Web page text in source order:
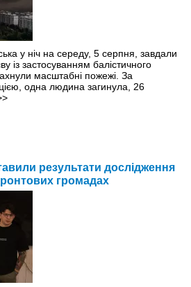
у ніч на середу, 5 серпня, завдали
із застосуванням балістичного
масштабні пожежі. За
одна людина загинула, 26
результати дослідження
громадах